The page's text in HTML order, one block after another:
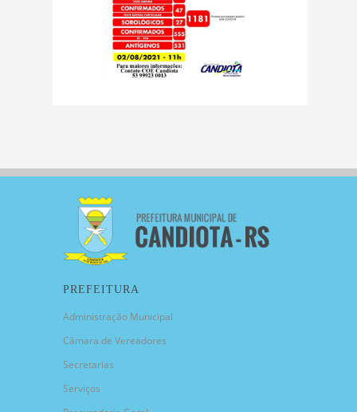
PREFEITURA
Administração Municipal
Câmara de Vereadores
Secretarias
Serviços